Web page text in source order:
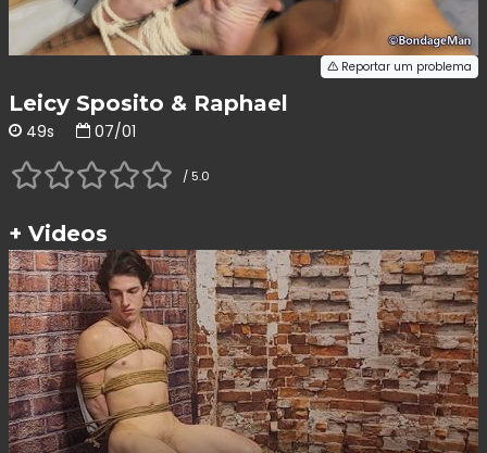
Reportar um problema
Leicy Sposito & Raphael
49s 07/01
/ 5.0
+ Videos